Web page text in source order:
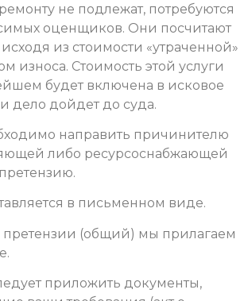
не подлежат, потребуются
оценщиков. Они посчитают
из стоимости «утраченной»
износа. Стоимость этой услуги
будет включена в исковое
дело дойдет до суда.
направить причинителю
либо ресурсоснабжающей
в письменном виде.
претензии (общий) мы прилагаем
приложить документы,